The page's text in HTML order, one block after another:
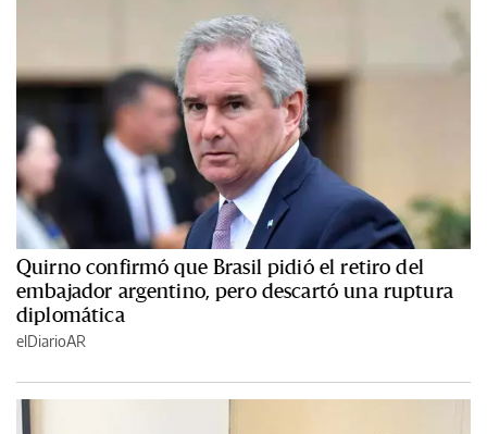
Quirno confirmó que Brasil pidió el retiro del
embajador argentino, pero descartó una ruptura
diplomática
elDiarioAR